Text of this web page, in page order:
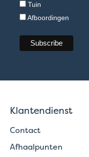
Tuin
Afboordingen
Klantendienst
Contact
Afhaalpunten